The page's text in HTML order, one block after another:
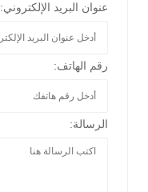
عنوان البريد الإلكتروني:
رقم الهاتف:
الرسالة: